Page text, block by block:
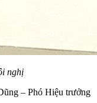
nghị
– Phó Hiệu trưởng